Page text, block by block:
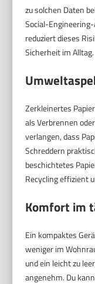
zu solchen Daten
Social-
reduziert dieses
Sicherheit im Alltag.
Zerkleinertes
als Verbrennen
verlangen, dass
Schreddern
beschichtetes
Recycling effizient
Komfort im
Ein kompaktes
weniger im
und ein leicht zu
angenehm. Du